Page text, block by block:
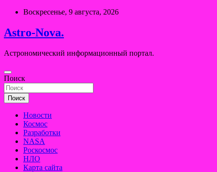
Перейти
содержимому
Воскресенье, 9 августа, 2026
Astro-Nova.
Астрономический информационный портал.
Поиск
Поиск
Новости
Космос
Разработки
NASA
Роскосмос
НЛО
Карта сайта